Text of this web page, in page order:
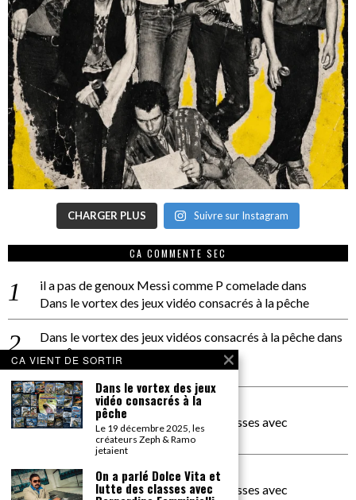
CHARGER PLUS Suivre sur Instagram
CA COMMENTE SEC
il a pas de genoux Messi comme P comeladedans
Dans le vortex des jeux vidéo consacrés à la pêche
Dans le vortex des jeux vidéos consacrés à la pêchedans
PACÔME THIELLEMENT
La séance d’Hip Gnose
La Patrie
dans
On a parlé Dolce Vita et lutte des classes avec
Bernardino Femminielli
carte noire negra à l'o tiededans
On a parlé Dolce Vita et lutte des classes avec
CA VIENT DE SORTIR
Dans le vortex des jeux
vidéo consacrés à la
pêche
Le 19 décembre 2025, les
créateurs Zeph & Ramo
jetaient
On a parlé Dolce Vita et
lutte des classes avec